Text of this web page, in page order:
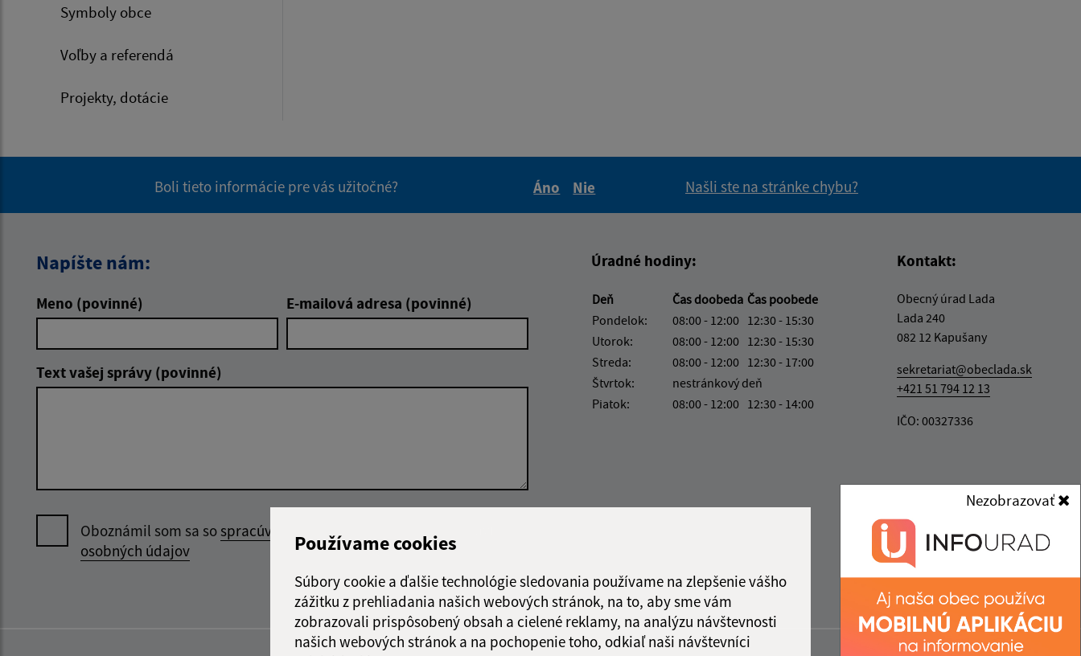
Používame cookies
Súbory cookie a ďalšie technológie sledovania používame na zlepšenie vášho
zážitku z prehliadania našich webových stránok, na to, aby sme vám
zobrazovali prispôsobený obsah a cielené reklamy, na analýzu návštevnosti
našich webových stránok a na pochopenie toho, odkiaľ naši návštevníci
Nezobrazovať
Symboly obce
Voľby a referendá
Projekty, dotácie
Boli tieto informácie pre vás užitočné?
Áno
Nie
Našli ste na stránke chybu?
Napíšte nám:
Meno (povinné) E-mailová adresa (povinné)
Text vašej správy (povinné)
Oboznámil som sa sospracúvaním
osobných údajov
Úradné hodiny:
Deň Čas doobeda Čas poobede
Pondelok:
08:00 - 12:00 12:30 - 15:30
Utorok:
08:00 - 12:00 12:30 - 15:30
Streda:
08:00 - 12:00 12:30 - 17:00
Štvrtok:
nestránkový deň
Piatok:
08:00 - 12:00 12:30 - 14:00
Kontakt:
Obecný úrad Lada
Lada 240
082 12 Kapušany
sekretariat@obeclada.sk
+421 51 794 12 13
IČO: 00327336